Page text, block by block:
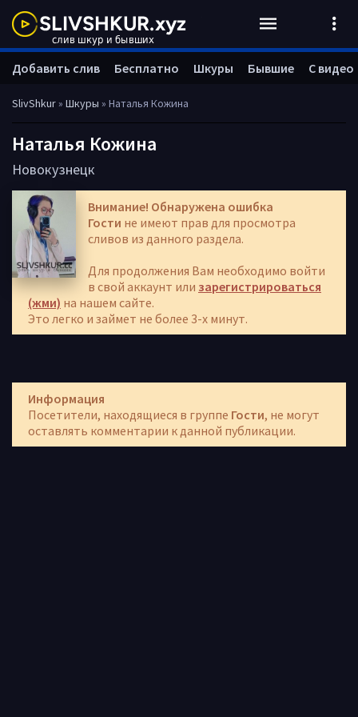
SlivShkur» Шкуры » Наталья Кожина
Наталья Кожина
Новокузнецк
Внимание! Обнаружена ошибка
Гости не имеют прав для просмотра
сливов из данного раздела.
Для продолжения Вам необходимо войти
в свой аккаунт или зарегистрироваться
(жми) на нашем сайте.
Это легко и займет не более 3-х минут.
Информация
Посетители, находящиеся в группе Гости, не могут
оставлять комментарии к данной публикации.
Добавить слив Бесплатно Шкуры Бывшие С видео